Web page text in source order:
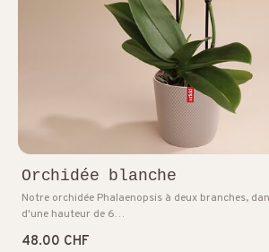
Orchidée blanche
Notre orchidée Phalaenopsis à deux branches,
d'une hauteur de 6…
48.00 CHF